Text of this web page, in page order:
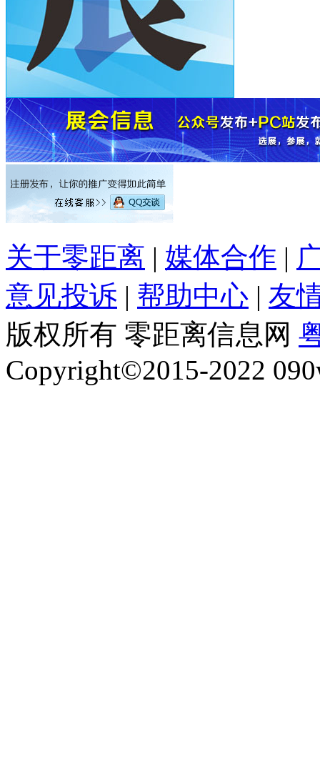
关于零距离 | 媒体合作 |
意见投诉 | 帮助中心 | 友
版权所有 零距离信息网
Copyright©2015-2022